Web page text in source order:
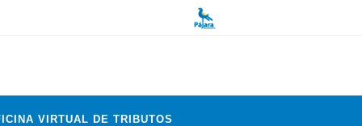
VIRTUAL DE TRIBUTOS